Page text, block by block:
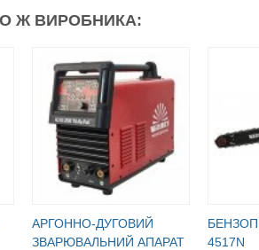
Ж ВИРОБНИКА:
АРГОННО-ДУГОВИЙ
ЗВАРЮВАЛЬНИЙ АПАРАТ
4517N